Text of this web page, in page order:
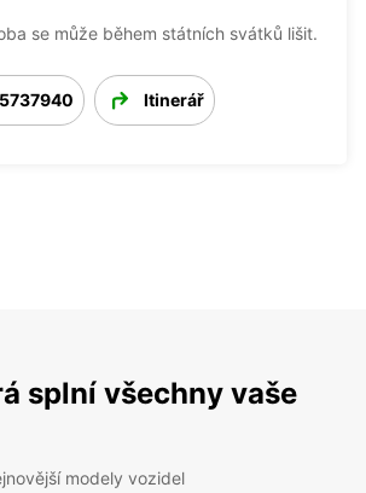
se může během státních svátků lišit.
Itinerář
splní všechny vaše
modely vozidel